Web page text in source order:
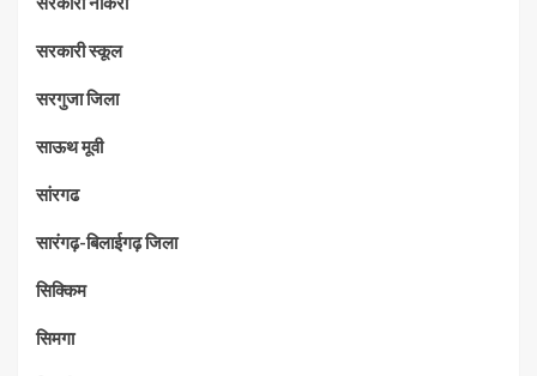
सरकारी स्कूल
सरगुजा जिला
साऊथ मूवी
सांरगढ
सारंगढ़-बिलाईगढ़ जिला
सिक्किम
सिमगा